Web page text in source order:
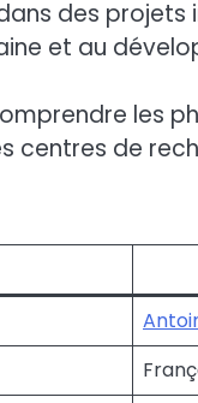
des
et au
les
centres de